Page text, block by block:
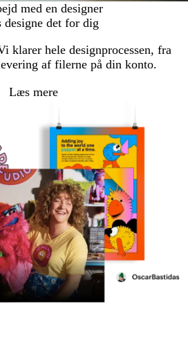
med en designer
designe det for dig
klarer hele designprocessen, fra
af filerne på din konto.
Læs mere